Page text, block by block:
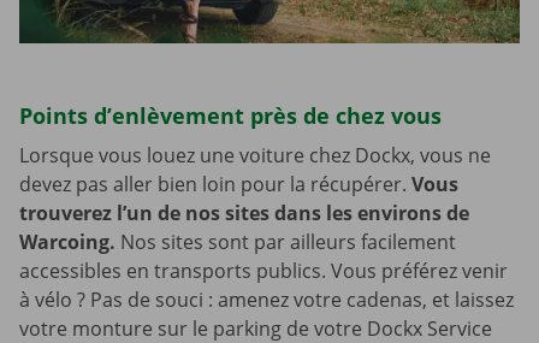
Points d’enlèvement près de chez vous
Lorsque vous louez une voiture chez Dockx, vous ne
devez pas aller bien loin pour la récupérer. Vous
trouverez l’un de nos sites dans les environs de
Warcoing. Nos sites sont par ailleurs facilement
accessibles en transports publics. Vous préférez venir
à vélo ? Pas de souci : amenez votre cadenas, et laissez
votre monture sur le parking de votre Dockx Service